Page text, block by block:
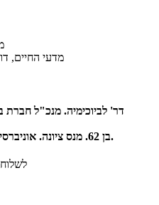
מדעי החיים,
דר' לביוכימיה. מנכ"ל חברת
בן 62. מנס ציונה. אוניברסיטה - תל אביב. אוניברסיטת הרוורד.